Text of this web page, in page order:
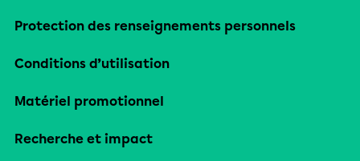
Protection des renseignements personnels
Conditions d’utilisation
Matériel promotionnel
Recherche et impact